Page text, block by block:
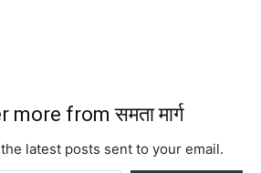
more from समता मार्ग
latest posts sent to your email.